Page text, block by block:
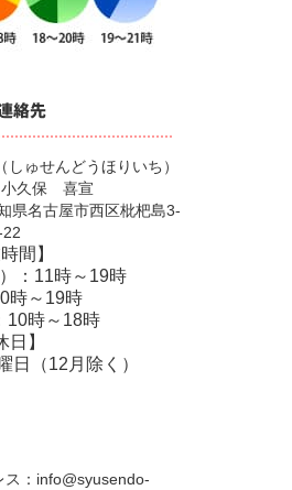
ゅせんどうほりいち）
小久保 喜宣
名古屋市西区枇杷島3-
22
間】
：11時～19時
時～19時
10時～18時
日】
日（12月除く）
： info@syusendo-